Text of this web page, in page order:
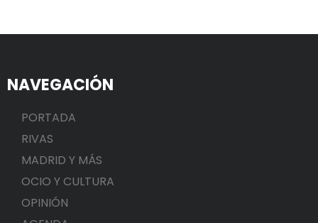
NAVEGACIÓN
PORTADA
RIVAS
MADRID Y MÁS
OCIO Y CULTURA
OPINIÓN